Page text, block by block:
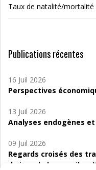
Taux de natalité/
Publications récentes
16 Juil 2026
Perspectives
13 Juil 2026
Analyses endogènes et
09 Juil 2026
Regards croisés des
de jour de bas seuil en